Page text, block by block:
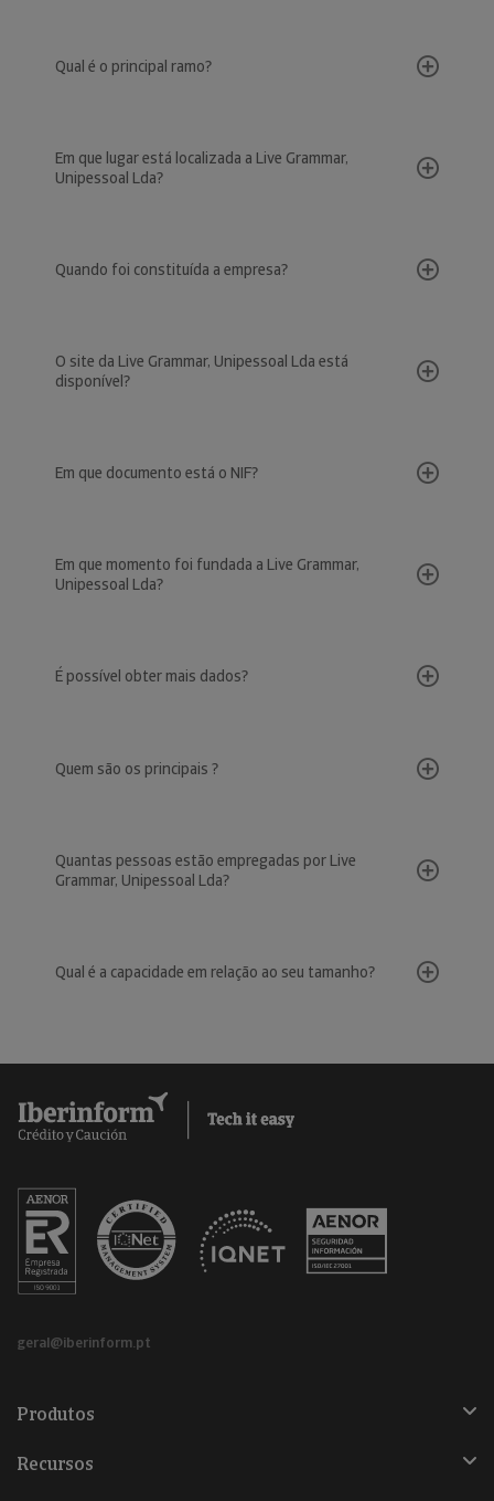
Qual é o principal ramo?
Em que lugar está localizada a Live Grammar,
Unipessoal Lda?
Quando foi constituída a empresa?
O site da Live Grammar, Unipessoal Lda está
disponível?
Em que documento está o NIF?
Em que momento foi fundada a Live Grammar,
Unipessoal Lda?
É possível obter mais dados?
Quem são os principais ?
Quantas pessoas estão empregadas por Live
Grammar, Unipessoal Lda?
Qual é a capacidade em relação ao seu tamanho?
geral@iberinform.pt
Produtos
Recursos